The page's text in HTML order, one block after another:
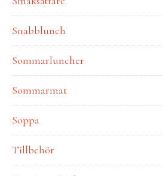
Snabblunch
Sommarluncher
Sommarmat
Soppa
Tillbehör